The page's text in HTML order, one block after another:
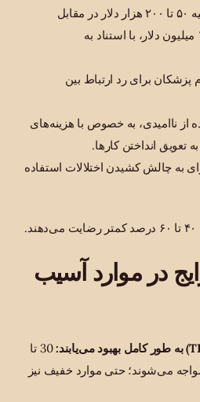
پیشنهاد اولیه ۵۰ تا ۲۰۰ هزار دلار در مقابل
پیشنهادهای شایسته بیش از ۱ میلیون دلار، با استناد به
پزشکان برای رد ارتباط بین
از ناامیدی، به خصوص با هزینه‌های
به چالش کشیدن اختلالات استفاده
در موارد آسیب
30 تا
می‌شوند؛ حتی موارد خفیف نیز